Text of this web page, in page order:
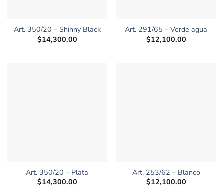
Art. 350/20 – Shinny Black
$14,300.00
Art. 291/65 – Verde agua
$12,100.00
Art. 350/20 – Plata
$14,300.00
Art. 253/62 – Blanco
$12,100.00